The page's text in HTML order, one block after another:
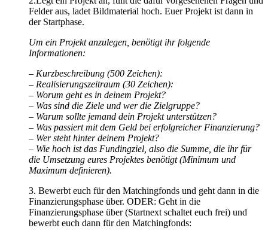
Felder aus, ladet Bildmaterial hoch. Euer Projekt ist dann in
der Startphase.
Um ein Projekt anzulegen, benötigt ihr folgende
Informationen:
– Kurzbeschreibung (500 Zeichen):
– Realisierungszeitraum (30 Zeichen):
– Worum geht es in deinem Projekt?
– Was sind die Ziele und wer die Zielgruppe?
– Warum sollte jemand dein Projekt unterstützen?
– Was passiert mit dem Geld bei erfolgreicher Finanzierung?
– Wer steht hinter deinem Projekt?
– Wie hoch ist das Fundingziel, also die Summe, die ihr für
die Umsetzung eures Projektes benötigt (Minimum und
Maximum definieren).
3. Bewerbt euch für den Matchingfonds und geht dann in die
Finanzierungsphase über. ODER: Geht in die
Finanzierungsphase über (Startnext schaltet euch frei) und
bewerbt euch dann für den Matchingfonds: